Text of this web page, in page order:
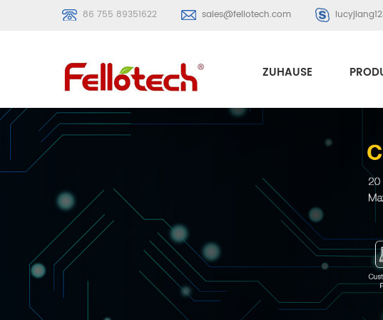
86 755 89351622 sales@fellotech.com
ZUHAUSE